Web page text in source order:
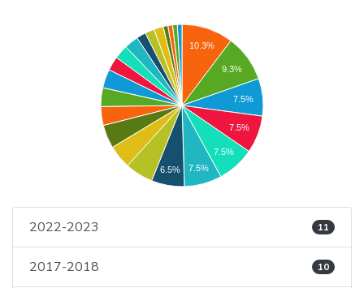
10.3%
9.3%
7.5%
7.5%
7.5%
7.5%
6.5%
2022-2023 11
2017-2018 10